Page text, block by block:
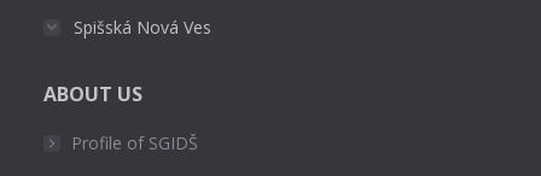
Spišská Nová Ves
ABOUT US
Profile of SGIDŠ